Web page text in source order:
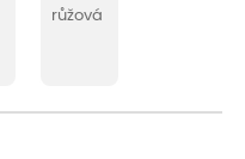
růžová